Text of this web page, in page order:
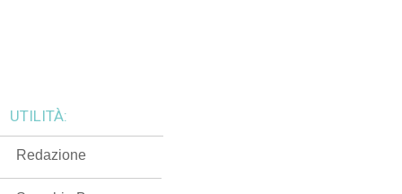
UTILITÀ:
Redazione